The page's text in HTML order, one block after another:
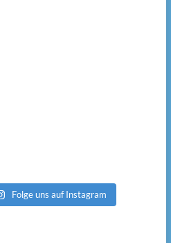
Folge uns auf Instagram